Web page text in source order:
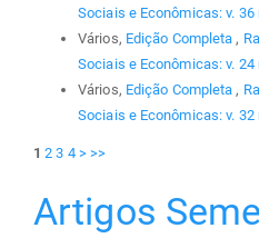
Sociais e Econômicas: v. 36
Vários, Edição Completa ,
Sociais e Econômicas: v. 24
Vários, Edição Completa ,
Sociais e Econômicas: v. 32
1 2 3 4 > >>
Artigos